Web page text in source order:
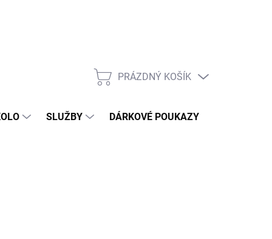
NÁKUPNÍ
PRÁZDNÝ KOŠÍK
SLUŽBY DÁRKOVÉ POUKAZY